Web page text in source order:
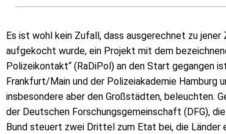
Es ist wohl kein Zufall, dass ausgerechnet zu
aufgekocht wurde, ein Projekt mit dem
Polizeikontakt“ (RaDiPol) an den Start gegangen
Frankfurt/Main und der Polizeiakademie Hamburg
insbesondere aber den Großstädten, beleuchten.
der Deutschen Forschungsgemeinschaft (DFG),
Bund steuert zwei Drittel zum Etat bei, die Länder